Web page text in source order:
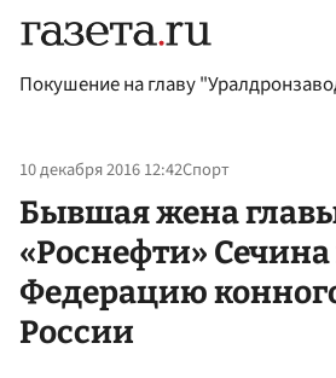
Покушение на главу
10 декабря 2016 12:42Спорт
Бывшая жена
«Роснефти»
Федерацию
России